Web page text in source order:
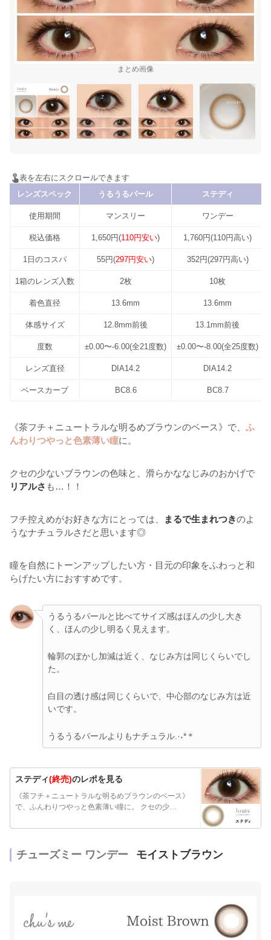
まとめ画像
レンズスペック うるうるパール ステディ
使用期間 マンスリー ワンデー
税込価格 1,650円(110円安い) 1,760円(110円高い)
1日のコスパ 55円(297円安い) 352円(297円高い)
1箱のレンズ入数 2枚 10枚
着色直径 13.6mm 13.6mm
体感サイズ 12.8mm前後 13.1mm前後
度数 ±0.00〜-6.00(全21度数) ±0.00〜-8.00(全25度数)
レンズ直径 DIA14.2 DIA14.2
ベースカーブ BC8.6 BC8.7
《茶フチ＋ニュートラルな明るめブラウンのベース》で、 ふ
んわりつやっと色素薄い瞳に。
クセの少ないブラウンの色味と、滑らかななじみのおかげで
リアルさ も…！！
フチ控えめがお好きな方にとっては、 まるで生まれつきのよ
うなナチュラルさだと思います◎
瞳を自然にトーンアップしたい方・目元の印象をふわっと和
らげたい方におすすめです。
うるうるパールと比べてサイズ感はほんの少し大き
く、ほんの少し明るく見えます。
輪郭のぼかし加減は近く、なじみ方は同じくらいでし
た。
白目の透け感は同じくらいで、中心部のなじみ方は近
いです。
うるうるパールよりもナチュラル.·˖*＊
ステディ(終売)のレポを見る
《茶フチ＋ニュートラルな明るめブラウンのベース》
で、ふんわりつやっと色素薄い瞳に。 クセの少…
チューズミー ワンデー モイストブラウン